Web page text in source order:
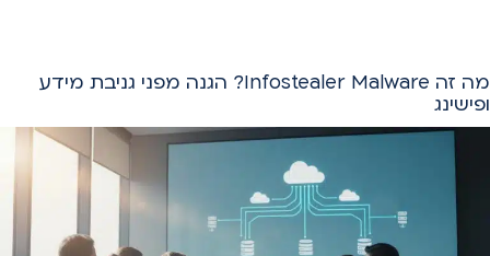
מה זה Infostealer Malware? הגנה מפני גניבת מידע
ופישינג